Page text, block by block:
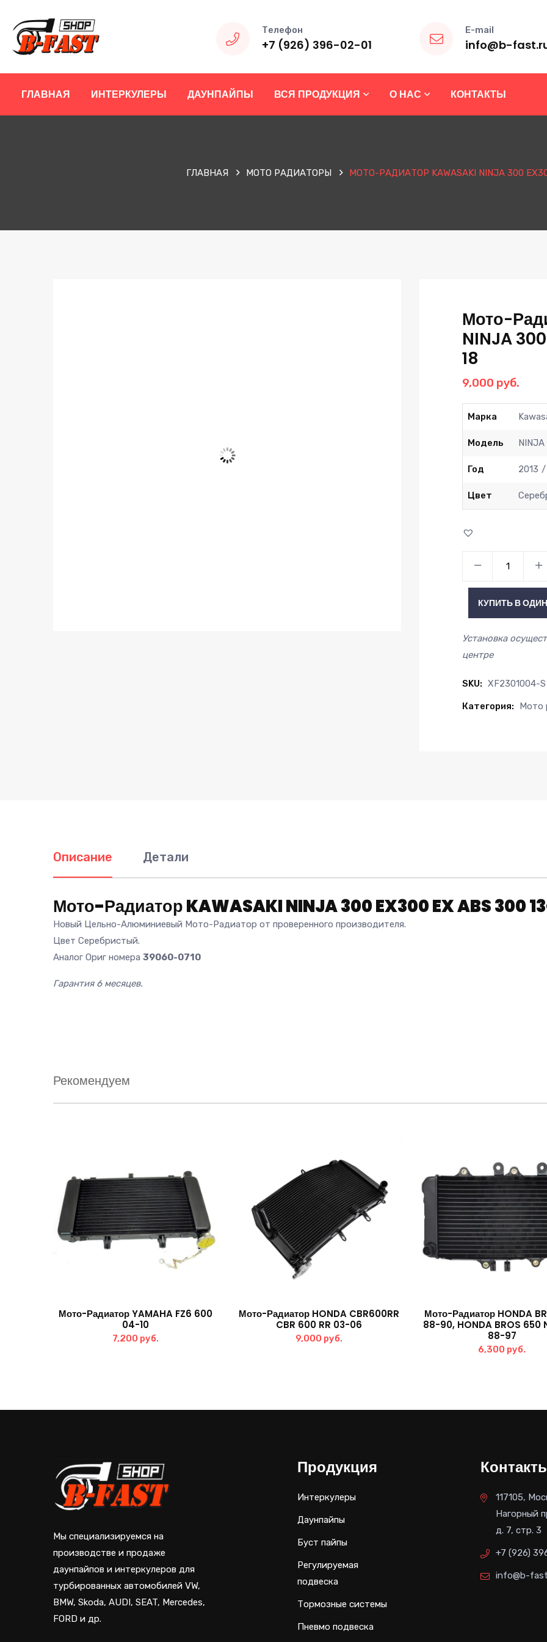
Телефон
+7 (926) 396-02-01
E-mail
info@b-
ГЛАВНАЯ ИНТЕРКУЛЕРЫ ДАУНПАЙПЫ ВСЯ ПРОДУКЦИЯ О НАС КОНТАКТЫ
ГЛАВНАЯ МОТО РАДИАТОРЫ МОТО-РАДИАТОР KAWASAKI NINJA 300
Мото-
NINJA
18
9,000 руб.
Марка
Модель
Год 2013
Цвет
KAWASAKI
NINJA
EX300
EX
300
13-
КУПИТЬ В
Установка
центре
SKU: XF2301004-S
Категория: Мото
Описание Детали
Мото-Радиатор KAWASAKI NINJA 300 EX300 EX ABS 300
Новый Цельно-Алюминиевый Мото-Радиатор от проверенного производителя.
Цвет Серебристый.
Аналог Ориг номера 39060-0710
Гарантия 6 месяцев.
Рекомендуем
Мото-Радиатор YAMAHA FZ6 600
04-10
7,200 руб.
Мото-Радиатор HONDA CBR600RR
CBR 600 RR 03-06
9,000 руб.
Мото-Радиатор HONDA
88-90, HONDA BROS 650
88-97
6,300 руб.
Мы специализируемся на
производстве и продаже
даунпайпов и интеркулеров для
турбированных автомобилей VW,
BMW, Skoda, AUDI, SEAT, Mercedes,
FORD и др.
Продукция
Интеркулеры
Даунпайпы
Буст пайпы
Регулируемая
подвеска
Тормозные системы
Пневмо подвеска
117105,
Нагорный
д. 7, стр. 3
+7 (926)
info@b-